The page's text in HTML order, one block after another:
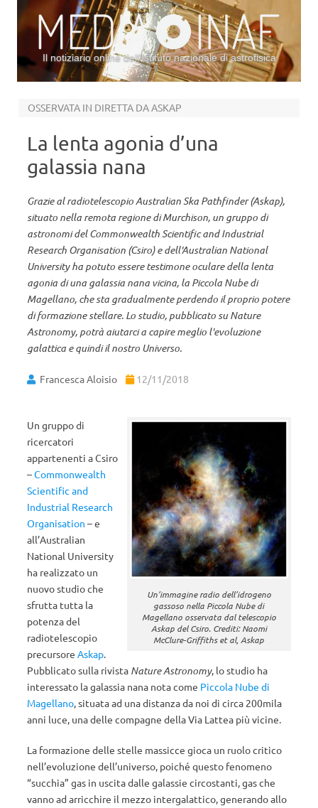
Il notiziario online dell’Istituto nazionale di astrofisica
OSSERVATA IN DIRETTA DA ASKAP
La lenta agonia d’una
galassia nana
Grazie al radiotelescopio Australian Ska Pathfinder (Askap),
situato nella remota regione di Murchison, un gruppo di
astronomi del Commonwealth Scientific and Industrial
Research Organisation (Csiro) e dell'Australian National
University ha potuto essere testimone oculare della lenta
agonia di una galassia nana vicina, la Piccola Nube di
Magellano, che sta gradualmente perdendo il proprio potere
di formazione stellare. Lo studio, pubblicato su Nature
Astronomy, potrà aiutarci a capire meglio l'evoluzione
galattica e quindi il nostro Universo.
Francesca Aloisio 12/11/2018
Un’immagine radio dell’idrogeno
gassoso nella Piccola Nube di
Magellano osservata dal telescopio
Askap del Csiro. Crediti: Naomi
McClure-Griffiths et al, Askap
Un gruppo di
ricercatori
appartenenti a Csiro
–Commonwealth
Scientific and
Industrial Research
Organisation – e
all’Australian
National University
ha realizzato un
nuovo studio che
sfrutta tutta la
potenza del
radiotelescopio
precursore Askap.
Pubblicato sulla rivista Nature Astronomy, lo studio ha
interessato la galassia nana nota come Piccola Nube di
Magellano, situata ad una distanza da noi di circa 200mila
anni luce, una delle compagne della Via Lattea più vicine.
La formazione delle stelle massicce gioca un ruolo critico
nell’evoluzione dell’universo, poiché questo fenomeno
“succhia” gas in uscita dalle galassie circostanti, gas che
vanno ad arricchire il mezzo intergalattico, generando allo